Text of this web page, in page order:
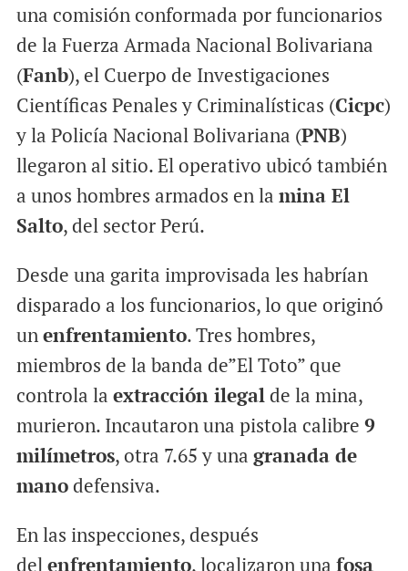
una comisión conformada por funcionarios
de la Fuerza Armada Nacional Bolivariana
(Fanb), el Cuerpo de Investigaciones
Científicas Penales y Criminalísticas (Cicpc)
y la Policía Nacional Bolivariana (PNB)
llegaron al sitio. El operativo ubicó también
a unos hombres armados en la mina El
Salto, del sector Perú.
Desde una garita improvisada les habrían
disparado a los funcionarios, lo que originó
unenfrentamiento. Tres hombres,
miembros de la banda de”El Toto” que
controla la extracción ilegalde la mina,
murieron. Incautaron una pistola calibre 9
milímetros, otra 7.65 y una granada de
manodefensiva.
En las inspecciones, después
del enfrentamiento, localizaron una fosa